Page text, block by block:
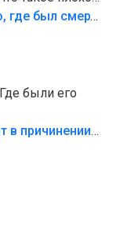
же
«Попал на пику»: СК показал место, где был смертельно травмирован ребенок в Тольятти
были его
В Тольятти охранника подозревают в причинении смерти ребенку